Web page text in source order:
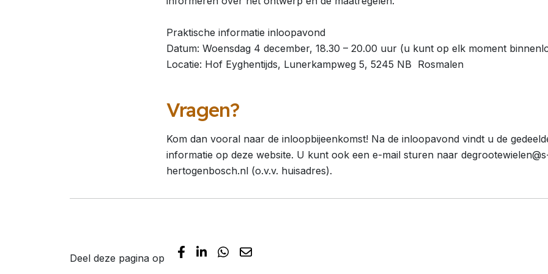
Praktische informatie inloopavond
Datum: Woensdag 4 december, 18.30 – 20.00 uur (u kunt op elk moment
Locatie: Hof Eyghentijds, Lunerkampweg 5, 5245 NB Rosmalen
Vragen?
Kom dan vooral naar de inloopbijeenkomst! Na de inloopavond vindt u de
informatie op deze website. U kunt ook een e-mail sturen naar
hertogenbosch.nl (o.v.v. huisadres).
Deel deze pagina op